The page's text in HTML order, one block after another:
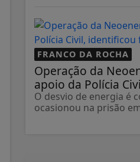
FRANCO DA ROCHA
Operação da
apoio da Polícia
O desvio de energia é
ocasionou na prisão